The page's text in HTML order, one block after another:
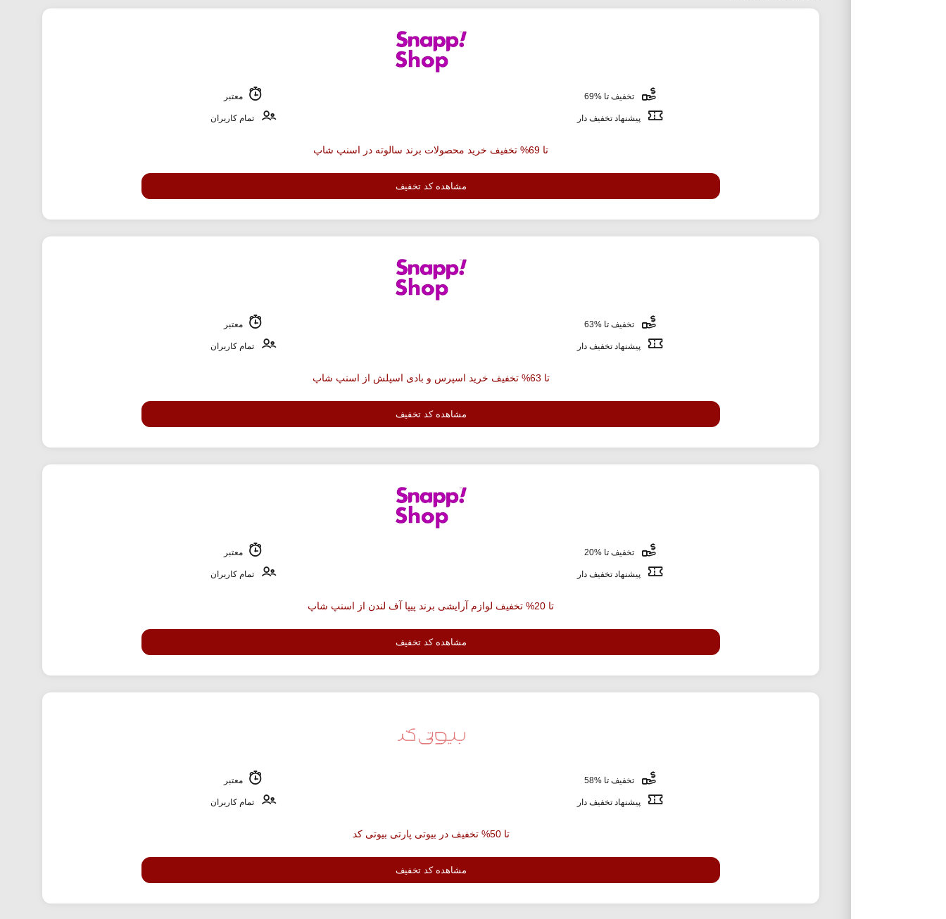
تخفیف تا %69 معتبر
پیشنهاد تخفیف دار تمام کاربران
تا 69% تخفیف خرید محصولات برند سالوته در اسنپ شاپ
مشاهده کد تخفیف
تخفیف تا %63 معتبر
پیشنهاد تخفیف دار تمام کاربران
تا 63% تخفیف خرید اسپرس و بادی اسپلش از اسنپ شاپ
مشاهده کد تخفیف
تخفیف تا %20 معتبر
پیشنهاد تخفیف دار تمام کاربران
تا 20% تخفیف لوازم آرایشی برند پیپا آف لندن از اسنپ شاپ
مشاهده کد تخفیف
تخفیف تا %58 معتبر
پیشنهاد تخفیف دار تمام کاربران
تا 50% تخفیف در بیوتی پارتی بیوتی کد
مشاهده کد تخفیف